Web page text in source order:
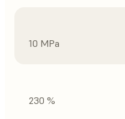
10 MPa
230 %